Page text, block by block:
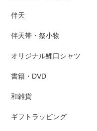
伴天
伴天帯・祭小物
オリジナル鯉口シャツ
書籍・DVD
和雑貨
ギフトラッピング